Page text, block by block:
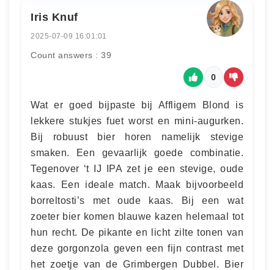
Iris Knuf
2025-07-09 16:01:01
Count answers : 39
0
Wat er goed bijpaste bij Affligem Blond is
lekkere stukjes fuet worst en mini-augurken.
Bij robuust bier horen namelijk stevige
smaken. Een gevaarlijk goede combinatie.
Tegenover ‘t IJ IPA zet je een stevige, oude
kaas. Een ideale match. Maak bijvoorbeeld
borreltosti’s met oude kaas. Bij een wat
zoeter bier komen blauwe kazen helemaal tot
hun recht. De pikante en licht zilte tonen van
deze gorgonzola geven een fijn contrast met
het zoetje van de Grimbergen Dubbel. Bier